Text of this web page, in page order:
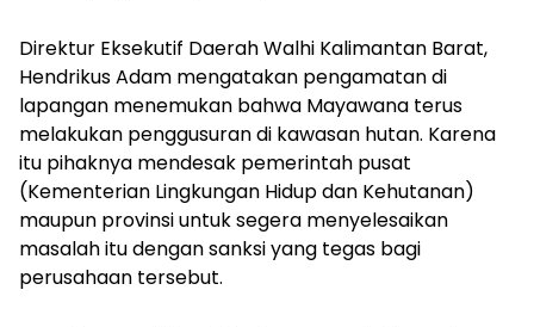
Direktur Eksekutif Daerah Walhi Kalimantan Barat,
Hendrikus Adam mengatakan pengamatan di
lapangan menemukan bahwa Mayawana terus
melakukan penggusuran di kawasan hutan. Karena
itu pihaknya mendesak pemerintah pusat
(Kementerian Lingkungan Hidup dan Kehutanan)
maupun provinsi untuk segera menyelesaikan
masalah itu dengan sanksi yang tegas bagi
perusahaan tersebut.